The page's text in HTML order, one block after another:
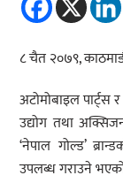
८ चैत २०७९,
अटोमोबाइल पार्ट्स
उद्योग तथा
‘नेपाल गोल्ड’
उपलब्ध गराउने